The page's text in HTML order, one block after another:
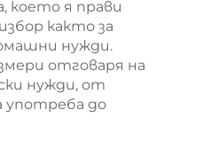
което я прави
както за
нужди.
отговаря на
нужди, от
употреба до